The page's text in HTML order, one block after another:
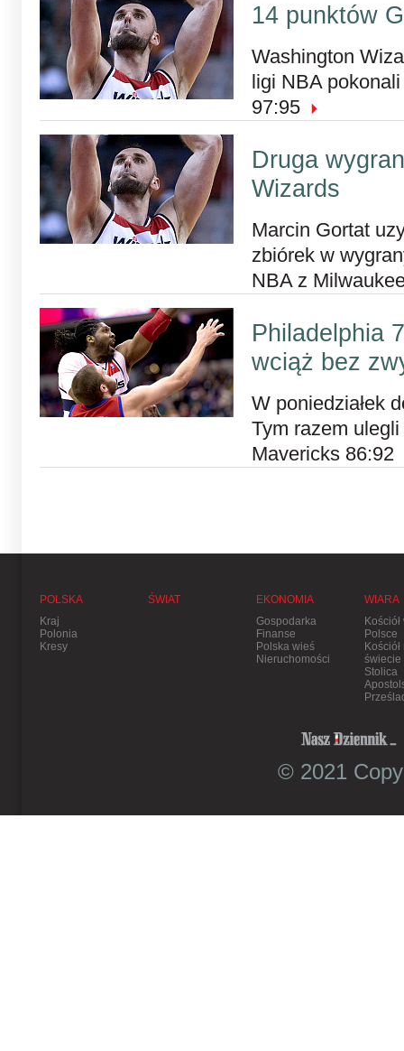
14 punktów
Washington
ligi NBA
97:95
Druga
Wizards
Marcin Gortat
zbiórek w
NBA z
Philadelphia
wciąż bez
W poniedziałek
Tym razem
Mavericks 86:92
POLSKA
Kraj
Polonia
Kresy
ŚWIAT
EKONOMIA
Gospodarka
Finanse
Polska wieś
Nieruchomości
WIARA
Kościół
Polsce
Kościół
świecie
Stolica
© 2021